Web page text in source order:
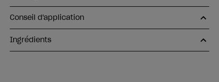
Conseil d'application
Ingrédients